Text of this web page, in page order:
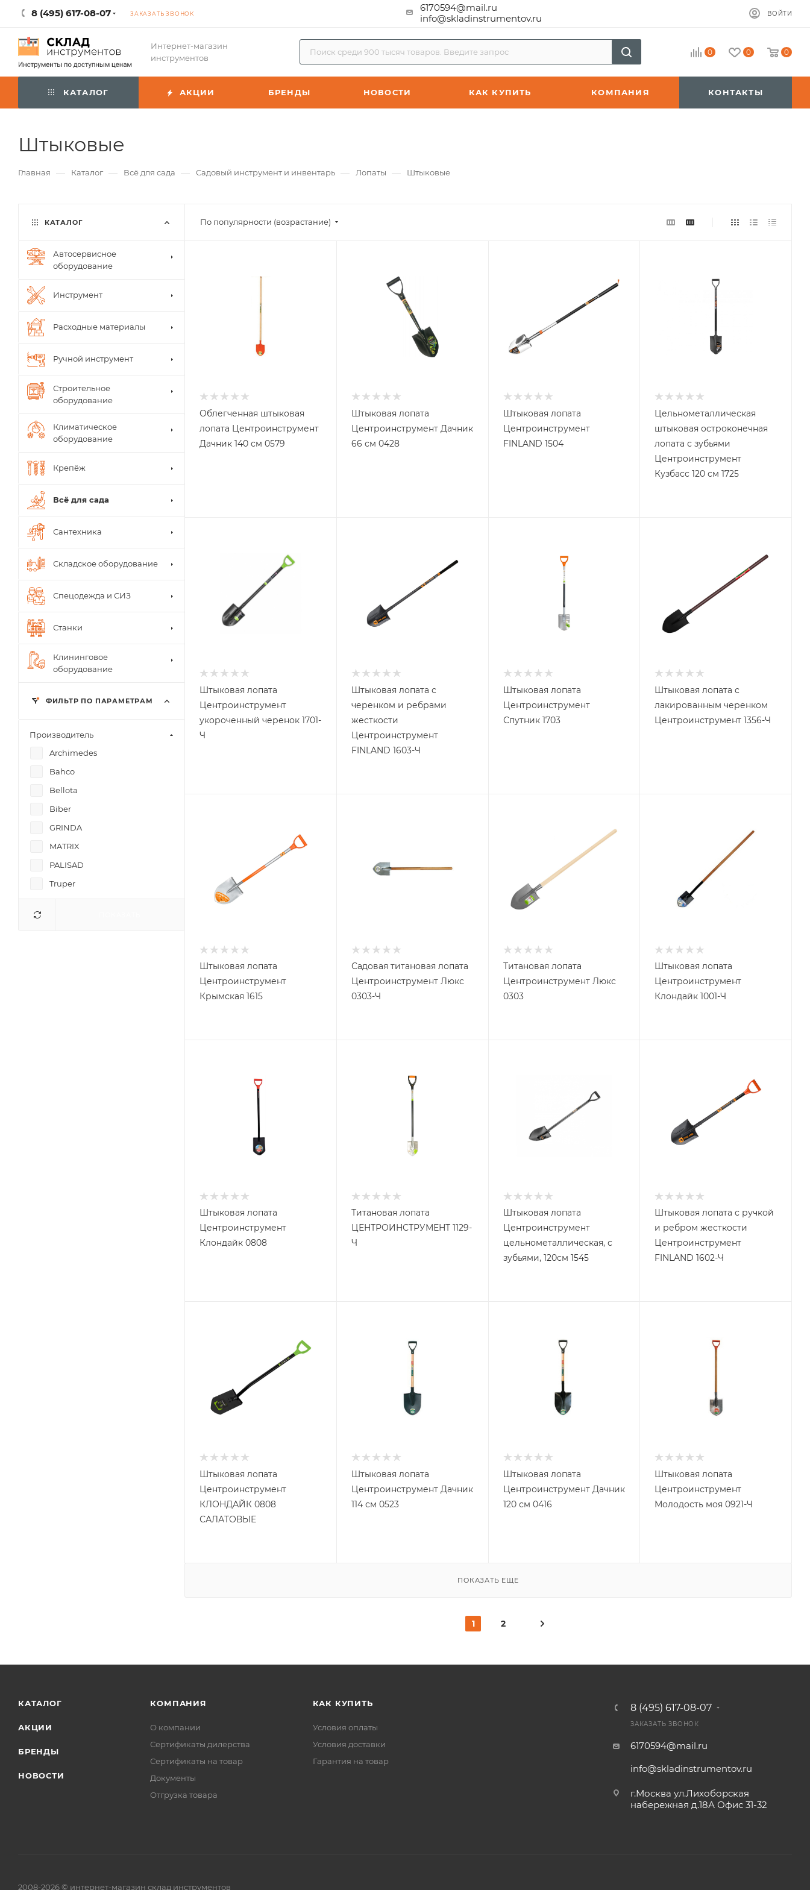
8 (495) 617-08-07 ЗАКАЗАТЬ ЗВОНОК
6170594@mail.ru
info@skladinstrumentov.ru
ВОЙТИ
Интернет-магазин
инструментов
0 0 0
КАТАЛОГ АКЦИИ БРЕНДЫ НОВОСТИ КАК КУПИТЬ КОМПАНИЯ КОНТАКТЫ
Штыковые
Главная — Каталог — Всё для сада — Садовый инструмент и инвентарь — Лопаты — Штыковые
По популярности (возрастание)
Облегченная штыковая
лопата Центроинструмент
Дачник 140 см 0579
Штыковая лопата
Центроинструмент Дачник
66 см 0428
Штыковая лопата
Центроинструмент
FINLAND 1504
Цельнометаллическая
штыковая остроконечная
лопата с зубьями
Центроинструмент
Кузбасс 120 см 1725
Штыковая лопата
Центроинструмент
укороченный черенок 1701-
Ч
Штыковая лопата с
черенком и ребрами
жесткости
Центроинструмент
FINLAND 1603-Ч
Штыковая лопата
Центроинструмент
Спутник 1703
Штыковая лопата с
лакированным черенком
Центроинструмент 1356-Ч
Штыковая лопата
Центроинструмент
Крымская 1615
Садовая титановая лопата
Центроинструмент Люкс
0303-Ч
Титановая лопата
Центроинструмент Люкс
0303
Штыковая лопата
Центроинструмент
Клондайк 1001-Ч
Штыковая лопата
Центроинструмент
Клондайк 0808
Титановая лопата
ЦЕНТРОИНСТРУМЕНТ 1129-
Ч
Штыковая лопата
Центроинструмент
цельнометаллическая, с
зубьями, 120см 1545
Штыковая лопата с ручкой
и ребром жесткости
Центроинструмент
FINLAND 1602-Ч
Штыковая лопата
Центроинструмент
КЛОНДАЙК 0808
САЛАТОВЫЕ
Штыковая лопата
Центроинструмент Дачник
114 см 0523
Штыковая лопата
Центроинструмент Дачник
120 см 0416
Штыковая лопата
Центроинструмент
Молодость моя 0921-Ч
ПОКАЗАТЬ ЕЩЕ
1 2
КАТАЛОГ
Автосервисное
оборудование
Инструмент
Расходные материалы
Ручной инструмент
Строительное
оборудование
Климатическое
оборудование
Крепёж
Всё для сада
Сантехника
Складское оборудование
Спецодежда и СИЗ
Станки
Клининговое
оборудование
ФИЛЬТР ПО ПАРАМЕТРАМ
Производитель
Archimedes
Bahco
Bellota
Biber
GRINDA
MATRIX
PALISAD
Truper
КАТАЛОГ
АКЦИИ
БРЕНДЫ
НОВОСТИ
КОМПАНИЯ
О компании
Сертификаты дилерства
Сертификаты на товар
Документы
Отгрузка товара
КАК КУПИТЬ
Условия оплаты
Условия доставки
Гарантия на товар
8 (495) 617-08-07
ЗАКАЗАТЬ ЗВОНОК
6170594@mail.ru
info@skladinstrumentov.ru
г.Москва ул.Лихоборская
набережная д.18А Офис 31-32
2008-2026 © интернет-магазин склад инструментов